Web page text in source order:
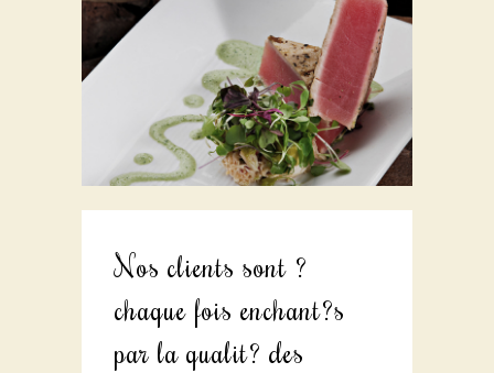
Nos clients sont ?
chaque fois enchant?s
par la qualit? des